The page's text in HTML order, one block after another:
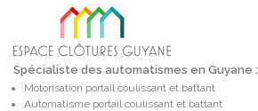
Spécialiste des automatismes en Guyane :
Motorisation portail coulissant et battant
Automatisme portail coulissant et battant